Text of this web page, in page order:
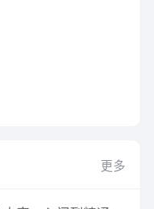
更多